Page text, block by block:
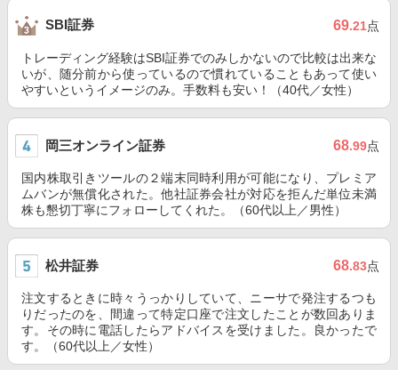
SBI証券 69.21点
トレーディング経験はSBI証券でのみしかないので比較は出来な
いが、随分前から使っているので慣れていることもあって使い
やすいというイメージのみ。手数料も安い！（40代／女性）
岡三オンライン証券 68.99点
国内株取引きツールの２端末同時利用が可能になり、プレミア
ムバンが無償化された。他社証券会社が対応を拒んだ単位未満
株も懇切丁寧にフォローしてくれた。（60代以上／男性）
松井証券 68.83点
注文するときに時々うっかりしていて、ニーサで発注するつも
りだったのを、間違って特定口座で注文したことが数回ありま
す。その時に電話したらアドバイスを受けました。良かったで
す。（60代以上／女性）